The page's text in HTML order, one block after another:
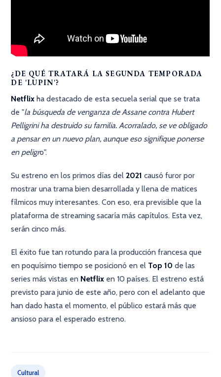
¿DE QUÉ TRATARÁ LA SEGUNDA TEMPORADA
DE 'LUPIN'?
Netflix ha destacado de esta secuela serial que se trata
de "la búsqueda de venganza de Assane contra Hubert
Pelligrini ha destruido su familia. Acorralado, se ve obligado
a pensar en un nuevo plan, aunque eso signifique ponerse
en peligro".
Su estreno en los primos días del2021 causó furor por
mostrar una trama bien desarrollada y llena de matices
fílmicos muy interesantes. Con eso, era previsible que la
plataforma de streaming sacaría más capítulos. Esta vez,
serán cinco más.
El éxito fue tan rotundo para la producción francesa que
en poquísimo tiempo se posicionó en el Top 10 de las
series más vistas en Netflix en 10 países. El estreno está
previsto para junio de este año, pero con el adelanto que
han dado hasta el momento, el público estará más que
ansioso para el esperado estreno.
Cultural